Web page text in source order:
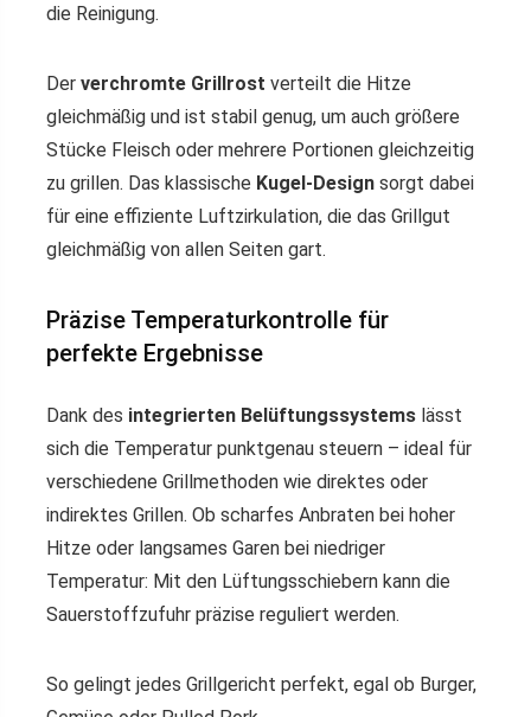
die Reinigung.
Der verchromte Grillrost verteilt die Hitze
gleichmäßig und ist stabil genug, um auch größere
Stücke Fleisch oder mehrere Portionen gleichzeitig
zu grillen. Das klassische Kugel-Design sorgt dabei
für eine effiziente Luftzirkulation, die das Grillgut
gleichmäßig von allen Seiten gart.
Präzise Temperaturkontrolle für
perfekte Ergebnisse
Dank des integrierten Belüftungssystems lässt
sich die Temperatur punktgenau steuern – ideal für
verschiedene Grillmethoden wie direktes oder
indirektes Grillen. Ob scharfes Anbraten bei hoher
Hitze oder langsames Garen bei niedriger
Temperatur: Mit den Lüftungsschiebern kann die
Sauerstoffzufuhr präzise reguliert werden.
So gelingt jedes Grillgericht perfekt, egal ob Burger,